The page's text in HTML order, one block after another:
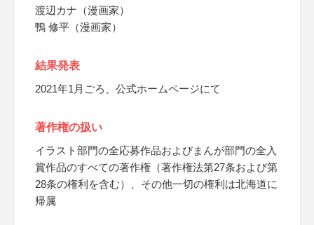
渡辺カナ（漫画家）
鴨 修平（漫画家）
結果発表
2021年1月ごろ、公式ホームページにて
著作権の扱い
イラスト部門の全応募作品およびまんが部門の全入
賞作品のすべての著作権（著作権法第27条および第
28条の権利を含む）、その他一切の権利は北海道に
帰属